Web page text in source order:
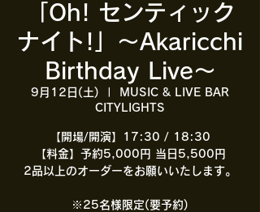
「Oh! センティック
ナイト!」～Akaricchi
Birthday Live～
9月12日(土)
MUSIC & LIVE BAR
CITYLIGHTS
【開場/開演】17:30 / 18:30
【料金】予約5,000円 当日5,500円
2品以上のオーダーをお願いいたします。
※25名様限定(要予約)